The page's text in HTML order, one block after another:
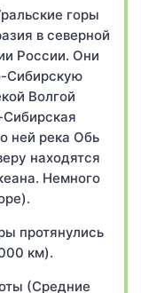
горы
в северной
России. Они
Сибирскую
Волгой
ней река Обь
находятся
Немного
протянулись
км).
(Средние